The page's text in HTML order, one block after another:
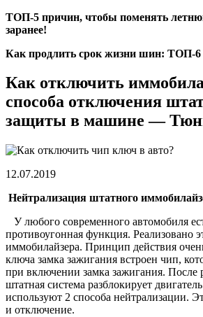
ТОП-5 причин, чтобы поменять
заранее!
Как продлить срок жизни шин: ТОП-6
Как отключить
способа отключения
защиты в машине —
12.07.2019
Нейтрализация штатного
У любого современного автомобиля
противоугонная функция. Реализовано
иммобилайзера. Принцип действия
ключа замка зажигания встроен чип,
при включении замка зажигания. После
штатная система разблокирует
используют 2 способа нейтрализации.
и отключение.